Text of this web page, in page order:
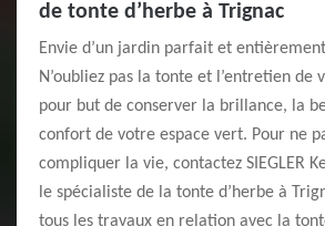
de tonte d’herbe à Trignac
Envie d’un jardin parfait et
N’oubliez pas la tonte et l’entretien de
pour but de conserver la brillance, la
confort de votre espace vert. Pour ne
compliquer la vie, contactez SIEGLER
le spécialiste de la tonte d’herbe à
tous les travaux en relation avec la